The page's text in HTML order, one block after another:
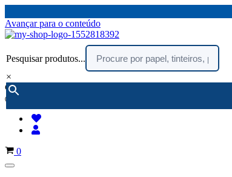
Avançar para o conteúdo
Pesquisar produtos...
×
encomendar por telefone :
(chamada rede fixa nacional)
Carrinho
0